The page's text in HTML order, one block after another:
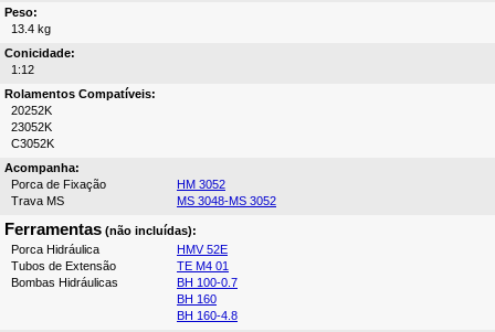
Peso:
13.4 kg
Conicidade:
1:12
Rolamentos Compatíveis:
20252K
23052K
C3052K
Acompanha:
Porca de Fixação
HM 3052
Trava MS
MS 3048-MS 3052
Ferramentas (não incluídas):
Porca Hidráulica
HMV 52E
Tubos de Extensão
TE M4 01
Bombas Hidráulicas
BH 100-0.7
BH 160
BH 160-4.8